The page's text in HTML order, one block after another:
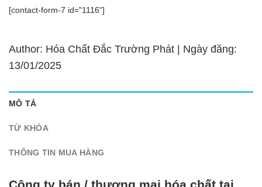
[contact-form-7 id="1116"]
Author: Hóa Chất Đắc Trường Phát | Ngày đăng:
13/01/2025
MÔ TẢ
TỪ KHÓA
THÔNG TIN MUA HÀNG